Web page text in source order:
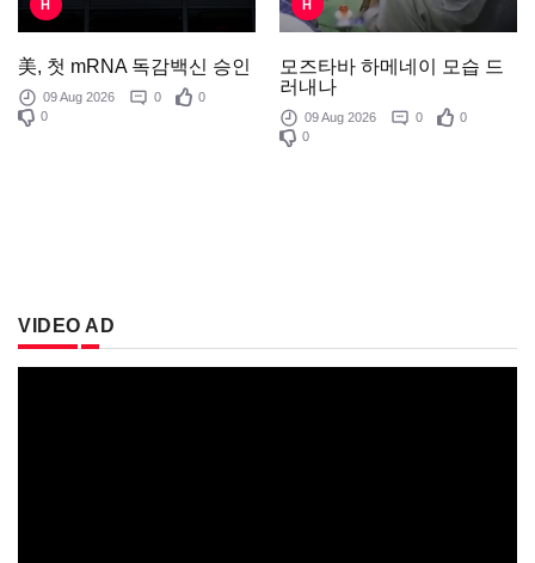
H
美, 첫 mRNA 독감백신 승인
09 Aug 2026 0
0
0
H
모즈타바 하메네이 모습 드
러내나
09 Aug 2026 0
0
0
VIDEO AD